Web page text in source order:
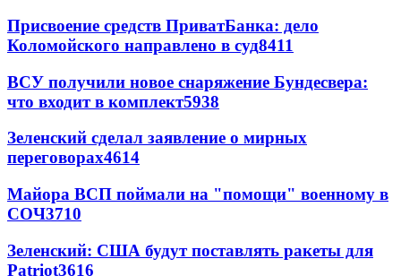
Присвоение средств ПриватБанка: дело
Коломойского направлено в суд8411
ВСУ получили новое снаряжение Бундесвера:
что входит в комплект5938
Зеленский сделал заявление о мирных
переговорах4614
Майора ВСП поймали на "помощи" военному в
СОЧ3710
Зеленский: США будут поставлять ракеты для
Patriot3616